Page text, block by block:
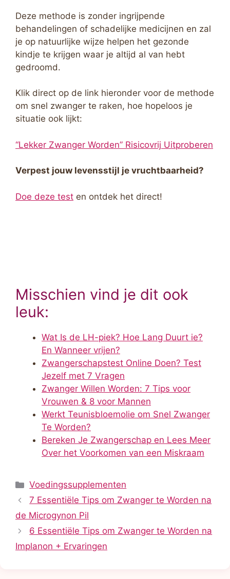
Deze methode is zonder ingrijpende
behandelingen of schadelijke medicijnen en zal
je op natuurlijke wijze helpen het gezonde
kindje te krijgen waar je altijd al van hebt
gedroomd.
Klik direct op de link hieronder voor de methode
om snel zwanger te raken, hoe hopeloos je
situatie ook lijkt:
“Lekker Zwanger Worden” Risicovrij Uitproberen
Verpest jouw levensstijl je vruchtbaarheid?
Doe deze test en ontdek het direct!
Misschien vind je dit ook
leuk:
Wat Is de LH-piek? Hoe Lang Duurt ie?
En Wanneer vrijen?
Zwangerschapstest Online Doen? Test
Jezelf met 7 Vragen
Zwanger Willen Worden: 7 Tips voor
Vrouwen & 8 voor Mannen
Werkt Teunisbloemolie om Snel Zwanger
Te Worden?
Bereken Je Zwangerschap en Lees Meer
Over het Voorkomen van een Miskraam
Categorieën
Voedingssupplementen
7 Essentiële Tips om Zwanger te Worden na
de Microgynon Pil
6 Essentiële Tips om Zwanger te Worden na
Implanon + Ervaringen